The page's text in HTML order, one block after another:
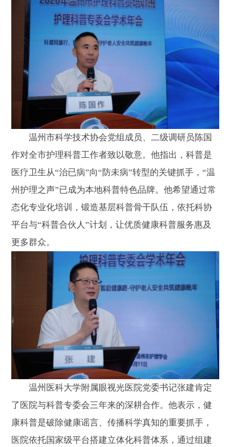
温州市科学技术协会党组成员、二级调研员陈国
作对全市护理科普工作者致以敬意。他指出，科普是
医疗卫生从“治已病”向“防未病”转型的关键抓手，“温
州护理之声”已成为本地科普特色品牌。他希望通过常
态化专业化培训，锻造基层科普骨干队伍，依托科协
平台与“科普合伙人”计划，让优质健康科普服务惠及
更多群众。
温州医科大学附属眼视光医院党委书记张建肯定
了医院与科普专委会三年来的深耕合作。他表示，健
康科普是破除健康谣言、传播科学真知的重要抓手，
医院依托国家级平台搭建立体化科普体系，通过组建